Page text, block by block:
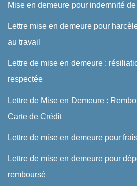
Mise en demeure pour indemnité
Lettre mise en demeure pour
au travail
Lettre de mise en demeure :
respectée
Lettre de Mise en Demeure :
Carte de Crédit
Lettre de mise en demeure pour
Lettre de mise en demeure pour
remboursé